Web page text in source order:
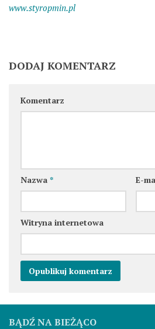
www.styropmin.pl
DODAJ KOMENTARZ
Komentarz
Nazwa * E-
Witryna internetowa
BĄDŹ NA BIEŻĄCO